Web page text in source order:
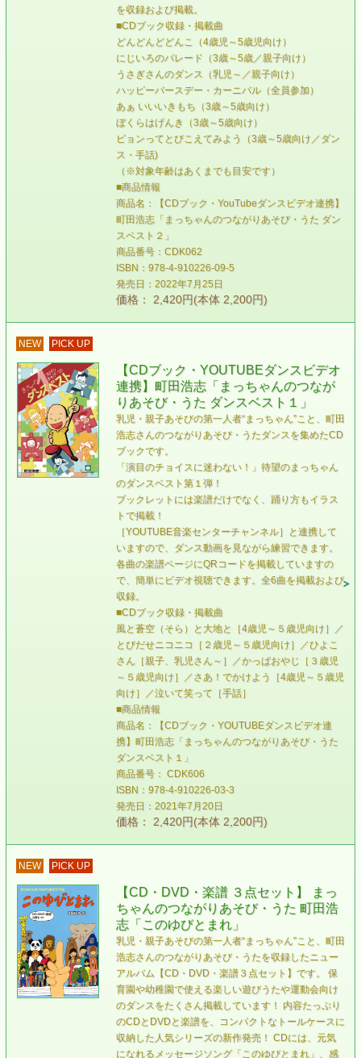
を収録および掲載。
■CDブック収録・掲載曲
どんどんどどんこ（4歳児～5歳児向け）
にじいろのパレード（3歳～5歳／親子向け）
うさぎさんのダンス（乳児～／親子向け）
ハッピーバースデー・カーニバル（全員参加）
あぁ いいいきもち（3歳～5歳向け）
ぼくらはげんき（3歳～5歳向け）
ピョンってとびこえてみよう（3歳～5歳向け／ダン
ス・手話)
（※対象年齢はあくまでも目安です）
■商品情報
商品名：【CDブック・YouTubeダンスビデオ連携】
町田浩志「まっちゃんのつながりあそび・うた ダン
スベスト２」
商品番号：CDK062
ISBN：978-4-910226-09-5
発売日：2022年7月25日
価格： 2,420円(本体 2,200円)
NEW PICK UP
【CDブック・YOUTUBEダンスビデオ
連携】町田浩志「まっちゃんのつなが
りあそび・うた ダンスベスト１」
乳児・親子あそびの第一人者“まっちゃん”こと、町田
浩志さんのつながりあそび・うたダンスを集めたCD
ブックです。
「演目のチョイスに迷わない！」待望のまっちゃん
のダンスベスト第１弾！
ブックレットには楽譜だけでなく、踊り方もイラス
トで掲載！
［YOUTUBE音楽センターチャンネル］と連携して
いますので、ダンス動画を見ながら練習できます。
各曲の楽譜ページにQRコードを掲載していますの
で、簡単にビデオ視聴できます。全6曲を掲載および
収録。
■CDブック収録・掲載曲
風と蒼空（そら）と大地と［4歳児～５歳児向け］／
とびだせニコニコ［２歳児～５歳児向け］／ひよこ
さん［親子、乳児さん～］／かっぱおやじ［３歳児
～５歳児向け］／さあ！でかけよう［4歳児～５歳児
向け］／泣いて笑って［手話］
■商品情報
商品名：【CDブック・YOUTUBEダンスビデオ連
携】町田浩志「まっちゃんのつながりあそび・うた
ダンスベスト１」
商品番号： CDK606
ISBN：978-4-910226-03-3
発売日：2021年7月20日
価格： 2,420円(本体 2,200円)
NEW PICK UP
【CD・DVD・楽譜 ３点セット】 まっ
ちゃんのつながりあそび・うた 町田浩
志「このゆびとまれ」
乳児・親子あそびの第一人者“まっちゃん”こと、町田
浩志さんのつながりあそび・うたを収録したニュー
アルバム【CD・DVD・楽譜３点セット】です。 保
育園や幼稚園で使える楽しい遊びうたや運動会向け
のダンスをたくさん掲載しています！ 内容たっぷり
のCDとDVDと楽譜を、コンパクトなトールケースに
収納した人気シリーズの新作発売！ CDには、元気
になれるメッセージソング「このゆびとまれ」、感